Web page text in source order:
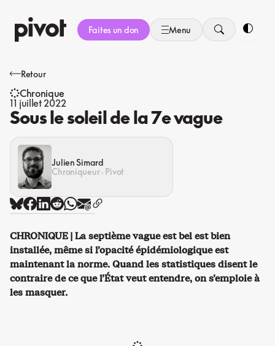
au
contenu
Faites un don Menu
Retour
Chronique
11 juillet 2022
Sous le soleil de la 7e vague
Julien Simard
Chroniqueur · Pivot
CHRONIQUE | La septième vague est bel est bien
installée, même si l’opacité épidémiologique est
maintenant la norme. Quand les statistiques disent le
contraire de ce que l’État veut entendre, on s’emploie à
les masquer.